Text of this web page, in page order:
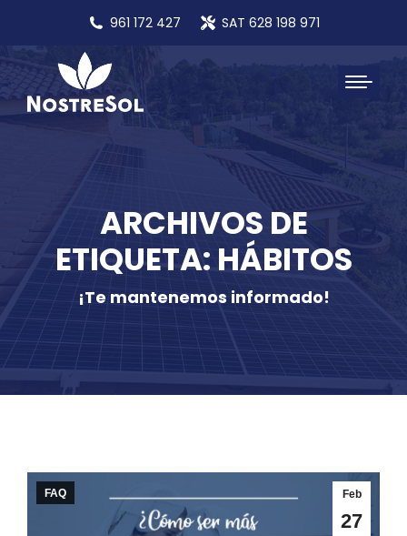
961 172 427 SAT 628 198 971
ARCHIVOS DE
ETIQUETA: HÁBITOS
¡Te mantenemos informado!
Feb
27
FAQ